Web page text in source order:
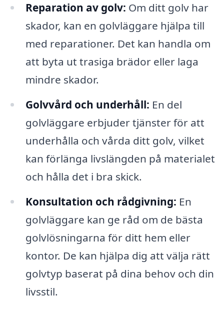
Reparation av golv: Om ditt golv har
skador, kan en golvläggare hjälpa till
med reparationer. Det kan handla om
att byta ut trasiga brädor eller laga
mindre skador.
Golvvård och underhåll: En del
golvläggare erbjuder tjänster för att
underhålla och vårda ditt golv, vilket
kan förlänga livslängden på materialet
och hålla det i bra skick.
Konsultation och rådgivning: En
golvläggare kan ge råd om de bästa
golvlösningarna för ditt hem eller
kontor. De kan hjälpa dig att välja rätt
golvtyp baserat på dina behov och din
livsstil.